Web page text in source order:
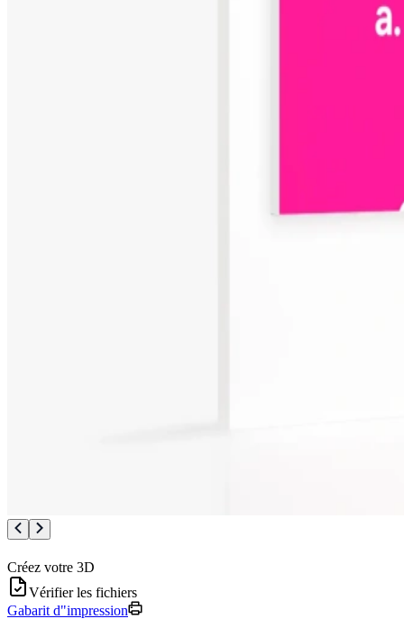
Créez votre 3D
Vérifier les fichiers
Gabarit d"impression